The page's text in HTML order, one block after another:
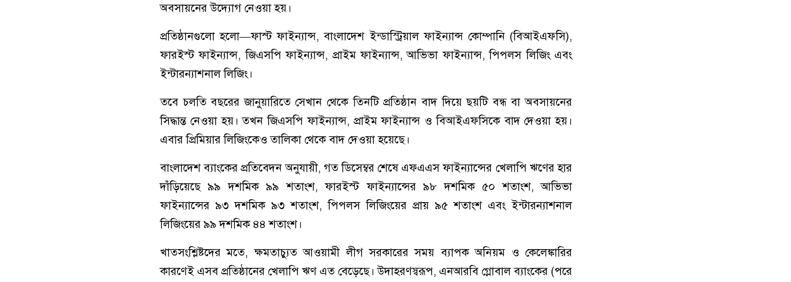
অবসায়নের উদ্যোগ নেওয়া হয়।
প্রতিষ্ঠানগুলো হলো—ফাস্ট ফাইন্যান্স, বাংলাদেশ ইন্ডাস্ট্রিয়াল ফাইন্যান্স কোম্পানি (বিআইএফসি),
ফারইস্ট ফাইন্যান্স, জিএসপি ফাইন্যান্স, প্রাইম ফাইন্যান্স, আভিভা ফাইন্যান্স, পিপলস লিজিং এবং
ইন্টারন্যাশনাল লিজিং।
তবে চলতি বছরের জানুয়ারিতে সেখান থেকে তিনটি প্রতিষ্ঠান বাদ দিয়ে ছয়টি বন্ধ বা অবসায়নের
সিদ্ধান্ত নেওয়া হয়। তখন জিএসপি ফাইন্যান্স, প্রাইম ফাইন্যান্স ও বিআইএফসিকে বাদ দেওয়া হয়।
এবার প্রিমিয়ার লিজিংকেও তালিকা থেকে বাদ দেওয়া হয়েছে।
বাংলাদেশ ব্যাংকের প্রতিবেদন অনুযায়ী, গত ডিসেম্বর শেষে এফএএস ফাইন্যান্সের খেলাপি ঋণের হার
দাঁড়িয়েছে ৯৯ দশমিক ৯৯ শতাংশ, ফারইস্ট ফাইন্যান্সের ৯৮ দশমিক ৫০ শতাংশ, আভিভা
ফাইন্যান্সের ৯৩ দশমিক ৯৩ শতাংশ, পিপলস লিজিংয়ের প্রায় ৯৫ শতাংশ এবং ইন্টারন্যাশনাল
লিজিংয়ের ৯৯ দশমিক ৪৪ শতাংশ।
খাতসংশ্লিষ্টদের মতে, ক্ষমতাচ্যুত আওয়ামী লীগ সরকারের সময় ব্যাপক অনিয়ম ও কেলেঙ্কারির
কারণেই এসব প্রতিষ্ঠানের খেলাপি ঋণ এত বেড়েছে। উদাহরণস্বরূপ, এনআরবি গ্লোবাল ব্যাংকের (পরে